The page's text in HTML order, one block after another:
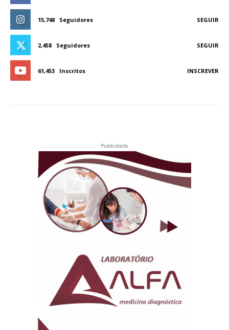
15,748 Seguidores SEGUIR
2,458 Seguidores SEGUIR
61,453 Inscritos INSCREVER
Publicidade